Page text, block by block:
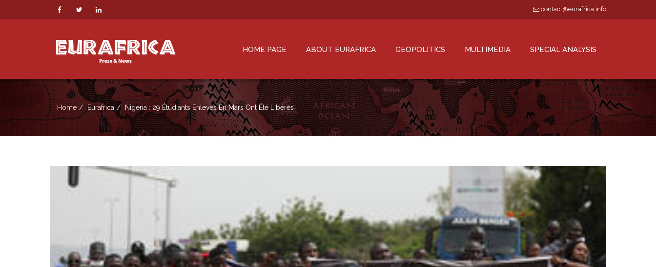
contact@eurafrica.info
HOME PAGE ABOUT EURAFRICA GEOPOLITICS MULTIMEDIA SPECIAL ANALYSIS
Home Eurafrica Nigeria : 29 Étudiants Enlevés En Mars Ont Été Libérés